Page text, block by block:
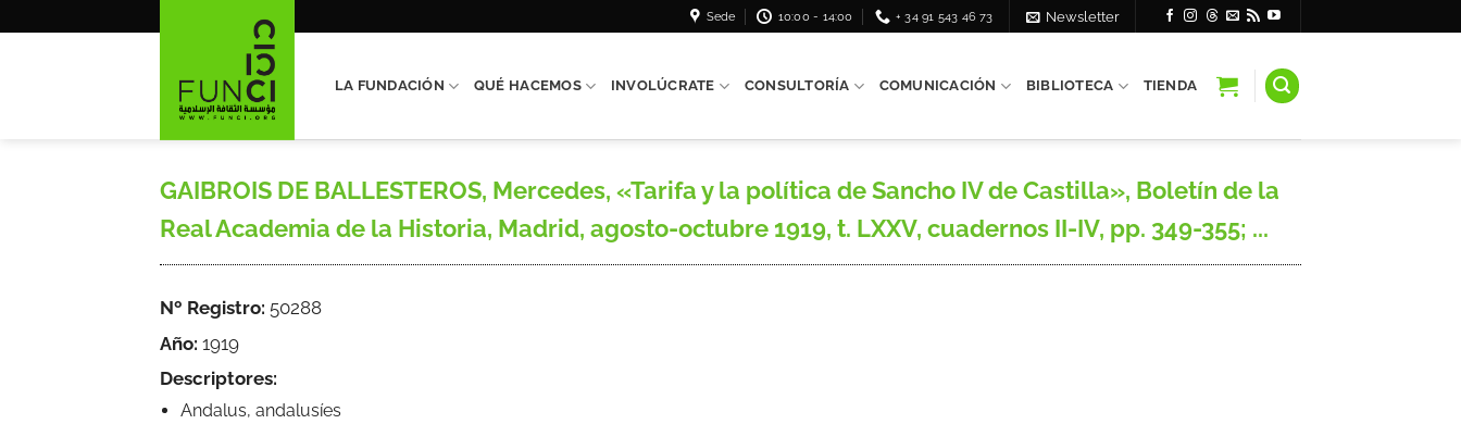
Sede 10:00 - 14:00 + 34 91 543 46 73 Newsletter
LA FUNDACIÓN QUÉ HACEMOS INVOLÚCRATE CONSULTORÍA COMUNICACIÓN BIBLIOTECA TIENDA
GAIBROIS DE BALLESTEROS, Mercedes, «Tarifa y la política de Sancho IV de Castilla», Boletín de la
Real Academia de la Historia, Madrid, agosto-octubre 1919, t. LXXV, cuadernos II-IV, pp. 349-355; ...
Nº Registro: 50288
Año: 1919
Descriptores:
Andalus, andalusíes